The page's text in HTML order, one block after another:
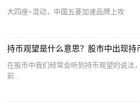
大四座+混动，中国五菱加速品牌上攻
在股市中我们经常会听到持币观望的说法
前...